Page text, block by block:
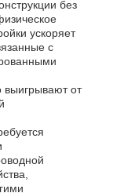
без
ускоряет
с
выигрывают от